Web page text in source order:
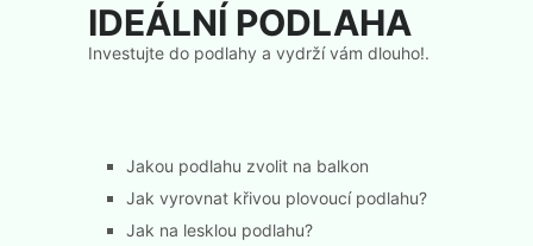
IDEÁLNÍ PODLAHA
Investujte do podlahy a vydrží vám dlouho!.
Jakou podlahu zvolit na balkon
Jak vyrovnat křivou plovoucí podlahu?
Jak na lesklou podlahu?